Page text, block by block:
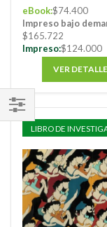
eBook:$74.400
Impreso bajo
$165.722
Impreso:$124.000
VER DETALLE
LIBRO DE
FILTRAR